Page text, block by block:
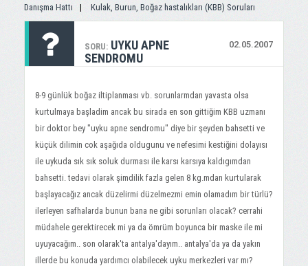
Danışma Hattı Kulak, Burun, Boğaz hastalıkları (KBB) Soruları
SORU: 02.05.2007
UYKU APNE
SENDROMU
8-9 günlük boğaz iltiplanması vb. sorunlarmdan yavasta olsa
kurtulmaya başladim ancak bu sirada en son gittiğim KBB uzmanı
bir doktor bey "uyku apne sendromu" diye bir şeyden bahsetti ve
küçük dilimin cok aşağıda oldugunu ve nefesimi kestiğini dolayısı
ile uykuda sık sık soluk durması ile karsı karsıya kaldıgımdan
bahsetti. tedavi olarak şimdilik fazla gelen 8 kg.mdan kurtularak
başlayacağız ancak düzelirmi düzelmezmi emin olamadım bir türlü?
ilerleyen safhalarda bunun bana ne gibi sorunları olacak? cerrahi
müdahele gerektirecek mi ya da ömrüm boyunca bir maske ile mi
uyuyacağım.. son olarak'ta antalya'dayım.. antalya'da ya da yakın
illerde bu konuda yardımcı olabilecek uyku merkezleri var mı?